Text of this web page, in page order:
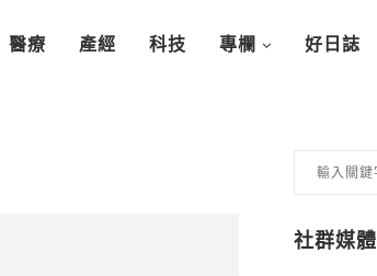
醫療 產經 科技 專欄 好日誌
社群媒體